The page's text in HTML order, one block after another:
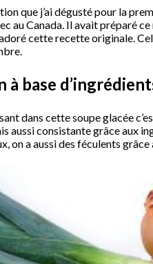
que j’ai dégusté pour la
au Canada. Il avait préparé
adoré cette recette originale.
à base
dans cette soupe glacée
aussi consistante grâce aux
on a aussi des féculents